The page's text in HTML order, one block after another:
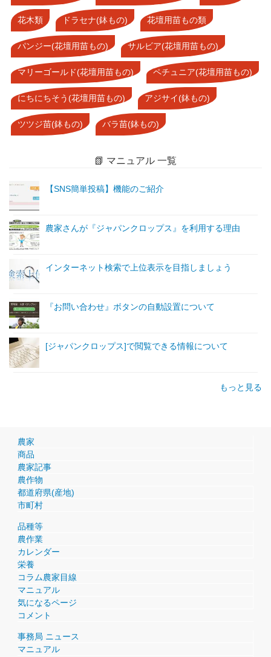
花木類 ドラセナ(鉢もの) 花壇用苗もの類
パンジー(花壇用苗もの) サルビア(花壇用苗もの)
マリーゴールド(花壇用苗もの) ペチュニア(花壇用苗もの)
にちにちそう(花壇用苗もの) アジサイ(鉢もの)
ツツジ苗(鉢もの) バラ苗(鉢もの)
📗 マニュアル 一覧
【SNS簡単投稿】機能のご紹介
農家さんが『ジャパンクロップス』を利用する理由
インターネット検索で上位表示を目指しましょう
『お問い合わせ』ボタンの自動設置について
[ジャパンクロップス]で閲覧できる情報について
もっと見る
農家
商品
農家記事
農作物
都道府県(産地)
市町村
品種等
農作業
カレンダー
栄養
コラム農家目線
マニュアル
気になるページ
コメント
事務局 ニュース
マニュアル